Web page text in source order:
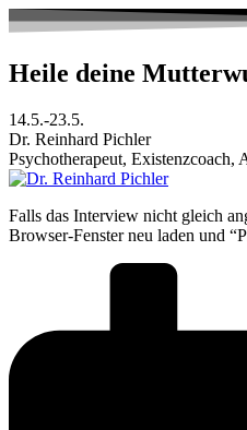
Zum
Inhalt
Heile deine
14.5.-23.5.
Dr. Reinhard Pichler
Psychotherapeut, Existenzcoach,
Falls das Interview nicht gleich
Browser-Fenster neu laden und